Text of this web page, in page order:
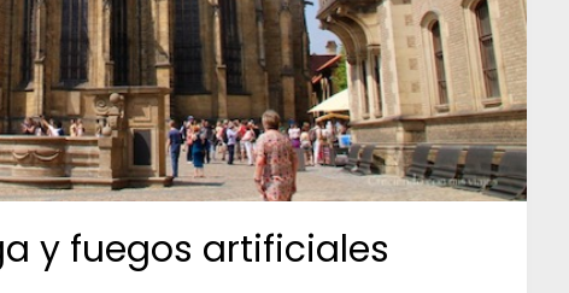
y fuegos artificiales